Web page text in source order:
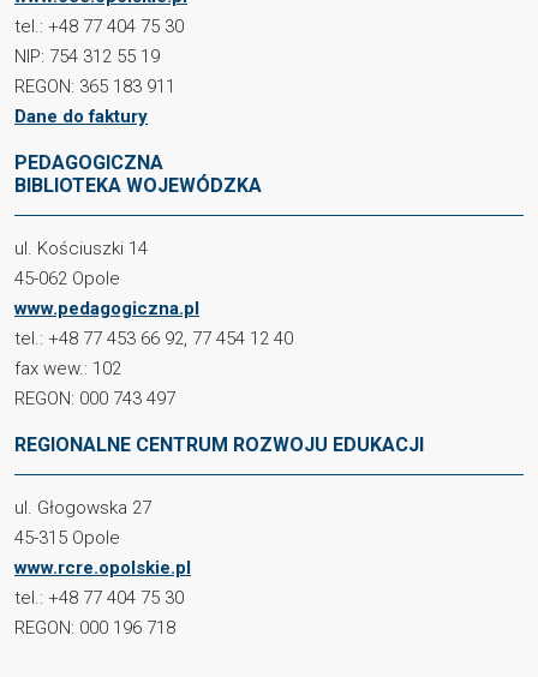
tel.: +48 77 404 75 30
NIP: 754 312 55 19
REGON: 365 183 911
Dane do faktury
PEDAGOGICZNA
BIBLIOTEKA WOJEWÓDZKA
ul. Kościuszki 14
45-062 Opole
www.pedagogiczna.pl
tel.: +48 77 453 66 92, 77 454 12 40
fax wew.: 102
REGON: 000 743 497
REGIONALNE CENTRUM ROZWOJU EDUKACJI
ul. Głogowska 27
45-315 Opole
www.rcre.opolskie.pl
tel.: +48 77 404 75 30
REGON: 000 196 718